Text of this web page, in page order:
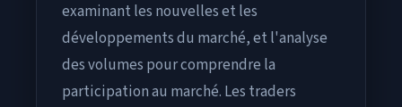
examinant les nouvelles et les
développements du marché, et l'analyse
des volumes pour comprendre la
participation au marché. Les traders